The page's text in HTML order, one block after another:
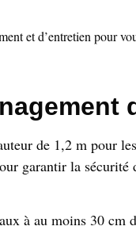
et d’entretien pour
de 1,2 m pour
garantir la
à au moins 30 cm